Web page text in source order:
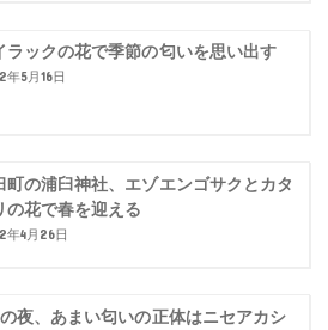
ラックの花で季節の匂いを思い出す
年5月16日
町の浦臼神社、エゾエンゴサクとカタ
の花で春を迎える
年4月26日
夜、あまい匂いの正体はニセアカシ